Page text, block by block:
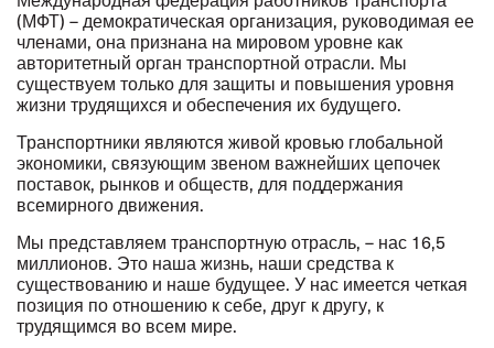
(МФТ) – демократическая организация, руководимая ее
членами, она признана на мировом уровне как
авторитетный орган транспортной отрасли. Мы
существуем только для защиты и повышения уровня
жизни трудящихся и обеспечения их будущего.
Транспортники являются живой кровью глобальной
экономики, связующим звеном важнейших цепочек
поставок, рынков и обществ, для поддержания
всемирного движения.
Мы представляем транспортную отрасль, – нас 16,5
миллионов. Это наша жизнь, наши средства к
существованию и наше будущее. У нас имеется четкая
позиция по отношению к себе, друг к другу, к
трудящимся во всем мире.